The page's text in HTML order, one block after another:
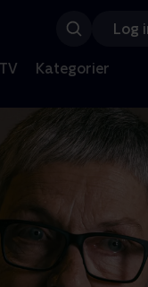
Log
Kategorier